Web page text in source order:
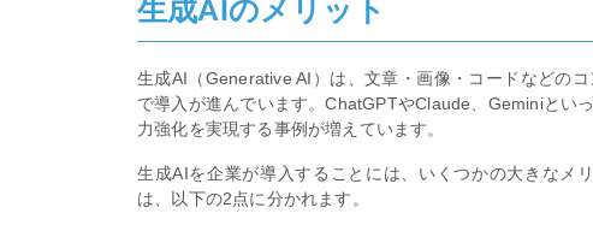
生成AIのメリット
生成AI（Generative AI）は、文章・画像・コードなどの
で導入が進んでいます。ChatGPTやClaude、Geminiとい
力強化を実現する事例が増えています。
生成AIを企業が導入することには、いくつかの大きなメ
は、以下の2点に分かれます。